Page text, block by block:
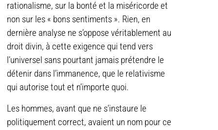
rationalisme, sur la bonté et la miséricorde et
non sur les « bons sentiments ». Rien, en
dernière analyse ne s’oppose véritablement au
droit divin, à cette exigence qui tend vers
l’universel sans pourtant jamais prétendre le
détenir dans l’immanence, que le relativisme
qui autorise tout et n’importe quoi.
Les hommes, avant que ne s’instaure le
politiquement correct, avaient un nom pour ce